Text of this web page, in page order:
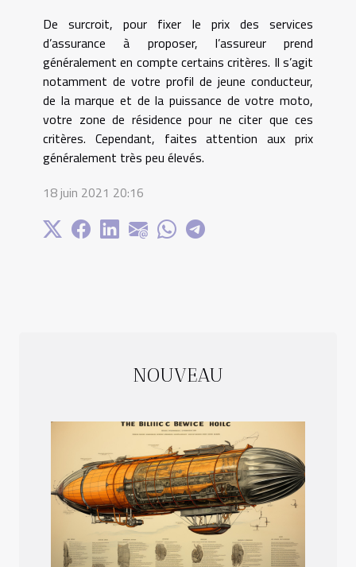
De surcroit, pour fixer le prix des services
d’assurance à proposer, l’assureur prend
généralement en compte certains critères. Il s’agit
notamment de votre profil de jeune conducteur,
de la marque et de la puissance de votre moto,
votre zone de résidence pour ne citer que ces
critères. Cependant, faites attention aux prix
généralement très peu élevés.
18 juin 2021 20:16
NOUVEAU